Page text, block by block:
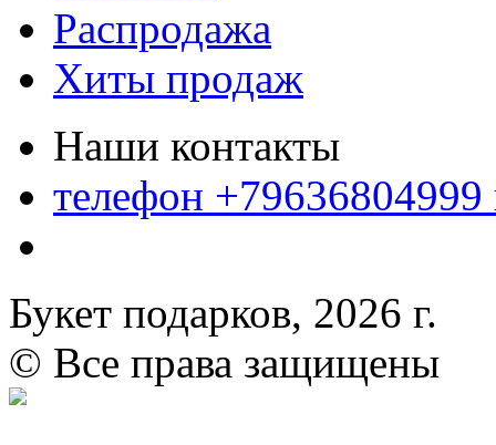
Распродажа
Хиты продаж
Наши контакты
телефон
Букет подарков, 2026 г.
© Все права защищены